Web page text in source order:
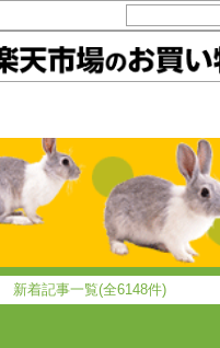
新着記事一覧(全6148件)